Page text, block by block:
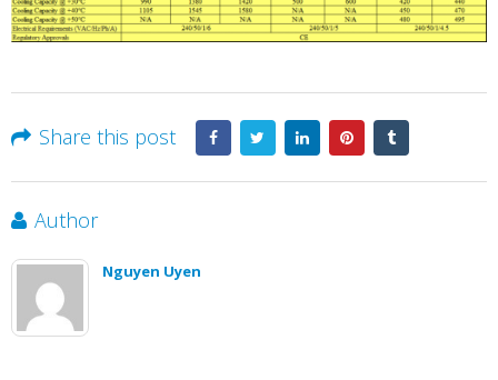
Share this post
Author
Nguyen Uyen